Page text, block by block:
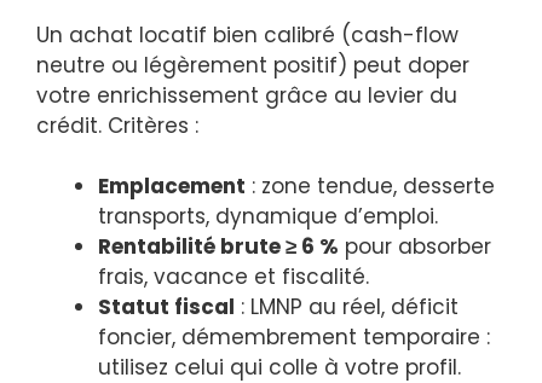
Un achat locatif bien calibré (cash-flow
neutre ou légèrement positif) peut doper
votre enrichissement grâce au levier du
crédit. Critères :
Emplacement : zone tendue, desserte
transports, dynamique d’emploi.
Rentabilité brute ≥ 6 % pour absorber
frais, vacance et fiscalité.
Statut fiscal : LMNP au réel, déficit
foncier, démembrement temporaire :
utilisez celui qui colle à votre profil.